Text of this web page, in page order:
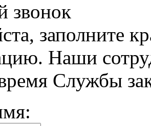
звонок
заполните
Наши
Службы